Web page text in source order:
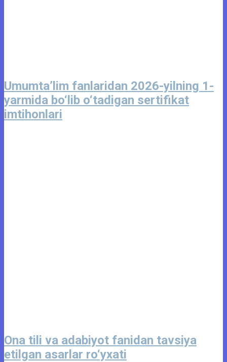
Umumta’lim fanlaridan 2026-yilning 1-
yarmida bo‘lib o‘tadigan sertifikat
imtihonlari
Ona tili va adabiyot fanidan tavsiya
etilgan asarlar ro‘yxati